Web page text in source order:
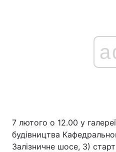
7 лютого о 12.00 у
будівництва
Залізничне шосе, 3)